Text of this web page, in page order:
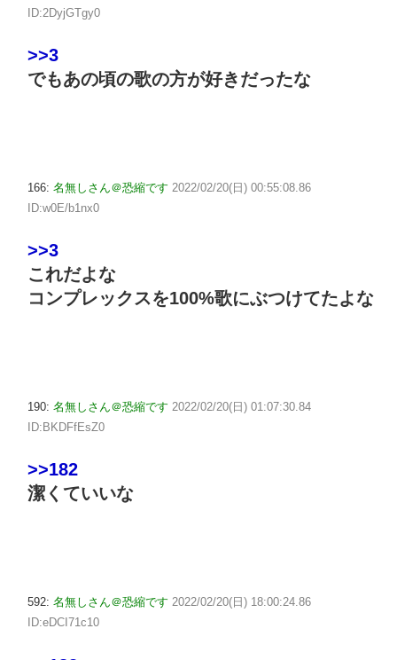
ID:2DyjGTgy0
>>3
でもあの頃の歌の方が好きだったな
166: 名無しさん＠恐縮です 2022/02/20(日) 00:55:08.86
ID:w0E/b1nx0
>>3
これだよな
コンプレックスを100%歌にぶつけてたよな
190: 名無しさん＠恐縮です 2022/02/20(日) 01:07:30.84
ID:BKDFfEsZ0
>>182
潔くていいな
592: 名無しさん＠恐縮です 2022/02/20(日) 18:00:24.86
ID:eDCI71c10